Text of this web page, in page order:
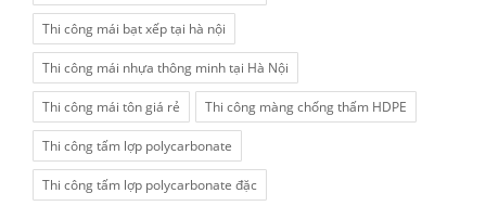
Thi công mái bạt xếp tại hà nội
Thi công mái nhựa thông minh tại Hà Nội
Thi công mái tôn giá rẻ Thi công màng chống thấm HDPE
Thi công tấm lợp polycarbonate
Thi công tấm lợp polycarbonate đặc